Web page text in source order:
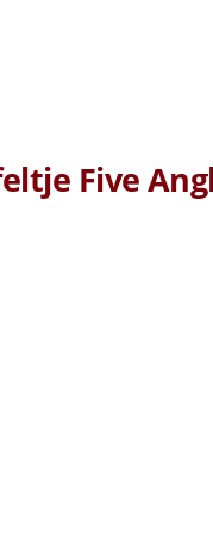
Five